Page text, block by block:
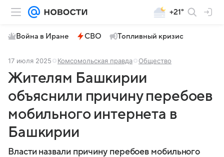
+21°
Война в Иране СВО Топливный кризис
17 июля 2025 Комсомольская правда Общество
Жителям Башкирии
объяснили причину перебоев
мобильного интернета в
Башкирии
Власти назвали причину перебоев мобильного